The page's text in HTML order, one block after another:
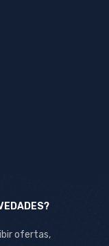
ofertas,